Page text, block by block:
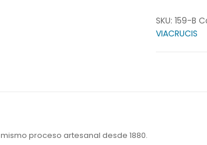
SKU: 159-B
VIACRUCIS
proceso artesanal desde 1880.